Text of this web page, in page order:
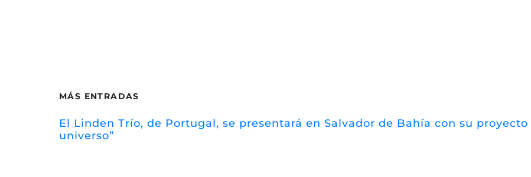
MÁS ENTRADAS
El Linden Trío, de Portugal, se presentará en Salvador de Bahía con su
universo”